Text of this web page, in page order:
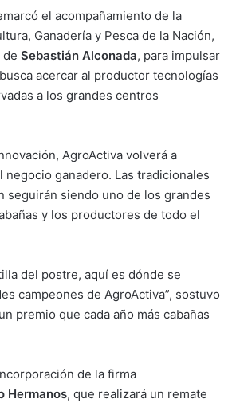
el acompañamiento de la
Ganadería y Pesca de la Nación,
de Sebastián Alconada, para impulsar
acercar al productor tecnologías
a los grandes centros
AgroActiva volverá a
ganadero. Las tradicionales
seguirán siendo uno de los grandes
y los productores de todo el
del postre, aquí es dónde se
campeones de AgroActiva”, sostuvo
premio que cada año más cabañas
de la firma
Hermanos, que realizará un remate